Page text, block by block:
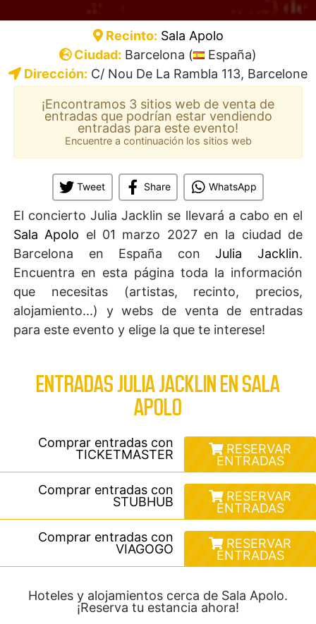
Recinto: Sala Apolo
Ciudad: Barcelona (
España)
Dirección: C/ Nou De La Rambla 113, Barcelone
¡Encontramos 3 sitios web de venta de
entradas que podrían estar vendiendo
entradas para este evento!
Encuentre a continuación los sitios web
Tweet Share WhatsApp
El concierto Julia Jacklin se llevará a cabo en el
Sala Apolo el 01 marzo 2027 en la ciudad de
Barcelona en España conJulia Jacklin.
Encuentra en esta página toda la información
que necesitas (artistas, recinto, precios,
alojamiento...) y webs de venta de entradas
para este evento y elige la que te interese!
ENTRADAS JULIA JACKLIN EN SALA
APOLO
Comprar entradas con
TICKETMASTER
RESERVAR
ENTRADAS
Comprar entradas con
STUBHUB
RESERVAR
ENTRADAS
Comprar entradas con
VIAGOGO
RESERVAR
ENTRADAS
Hoteles y alojamientos cerca de Sala Apolo.
¡Reserva tu estancia ahora!